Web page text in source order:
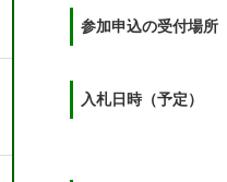
参加申込の受付場所
入札日時（予定）